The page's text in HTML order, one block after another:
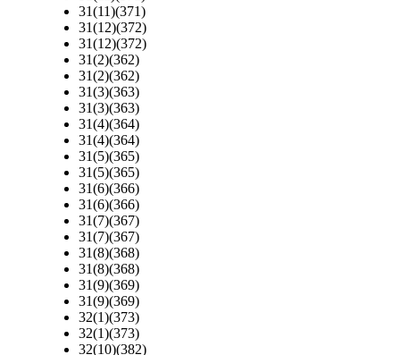
31(11)(371)
31(12)(372)
31(12)(372)
31(2)(362)
31(2)(362)
31(3)(363)
31(3)(363)
31(4)(364)
31(4)(364)
31(5)(365)
31(5)(365)
31(6)(366)
31(6)(366)
31(7)(367)
31(7)(367)
31(8)(368)
31(8)(368)
31(9)(369)
31(9)(369)
32(1)(373)
32(1)(373)
32(10)(382)